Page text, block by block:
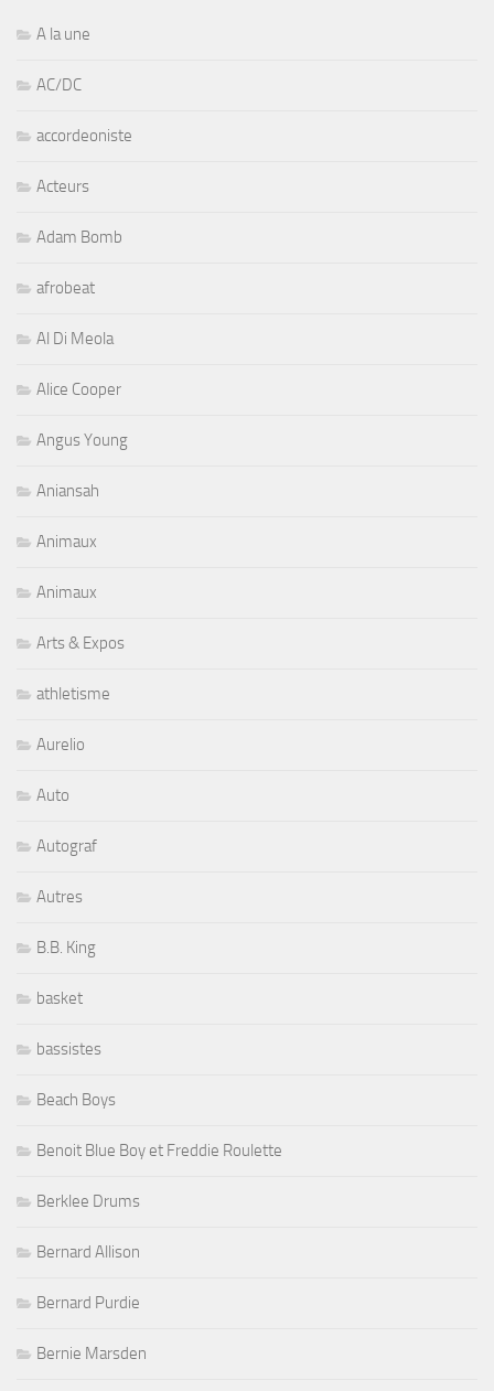
A la une
AC/DC
accordeoniste
Acteurs
Adam Bomb
afrobeat
Al Di Meola
Alice Cooper
Angus Young
Aniansah
Animaux
Animaux
Arts & Expos
athletisme
Aurelio
Auto
Autograf
Autres
B.B. King
basket
bassistes
Beach Boys
Benoit Blue Boy et Freddie Roulette
Berklee Drums
Bernard Allison
Bernard Purdie
Bernie Marsden